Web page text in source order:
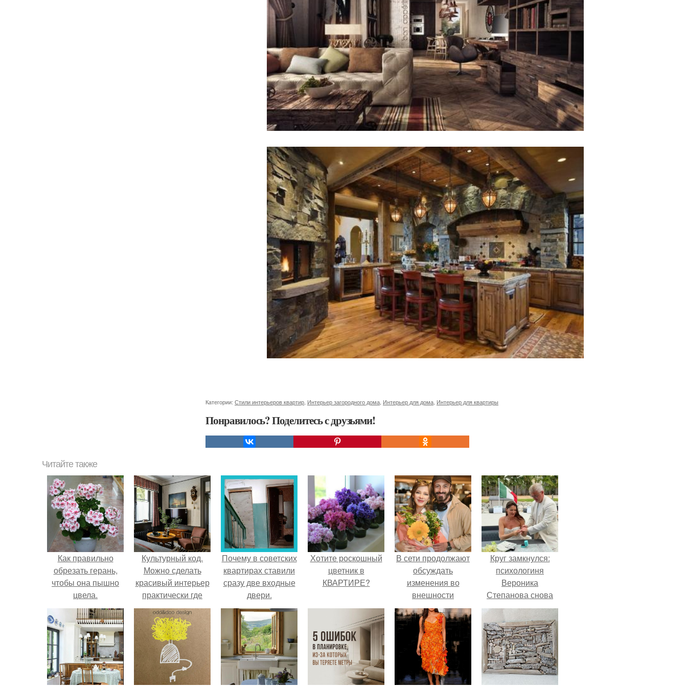
Категории: Стили интерьеров квартир Интерьер загородного дома Интерьер для дома Интерьер для квартиры
Понравилось? Поделитесь с друзьями!
Читайте также
Как правильно
обрезать герань,
чтобы она пышно
цвела.
Культурный код.
Можно сделать
красивый интерьер
практически где
угодно.
Почему в советских
квартирах ставили
сразу две входные
двери.
Хотите роскошный
цветник в
КВАРТИРЕ?
В сети продолжают
обсуждать
изменения во
внешности
актрисы.
Круг замкнулся:
психологиня
Вероника
Степанова снова
вышла замуж за
собственного
бывшего мужа.